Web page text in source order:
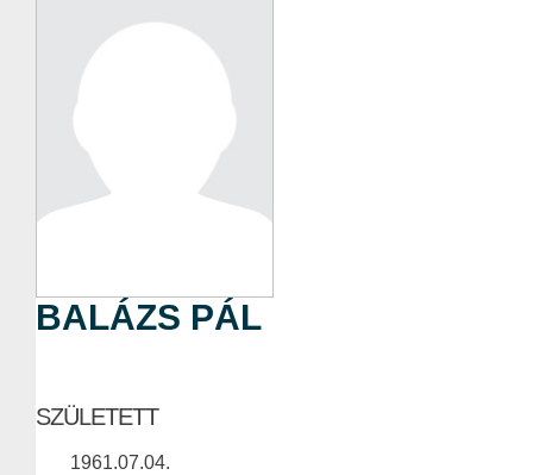
BALÁZS PÁL
SZÜLETETT
1961.07.04.